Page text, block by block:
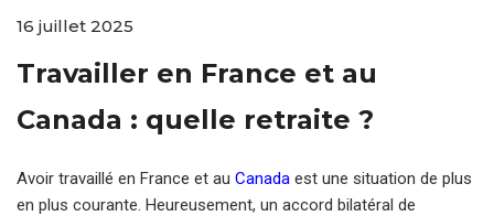
16 juillet 2025
Travailler en France et au
Canada : quelle retraite ?
Avoir travaillé en France et au Canada est une situation de plus
en plus courante. Heureusement, un accord bilatéral de